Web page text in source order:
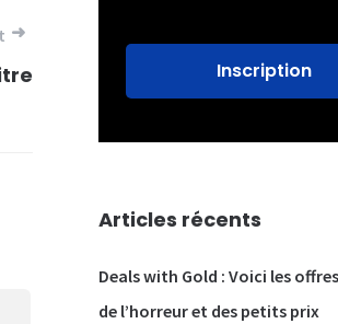
Articles récents
Deals with Gold : Voici les
de l’horreur et des petits prix